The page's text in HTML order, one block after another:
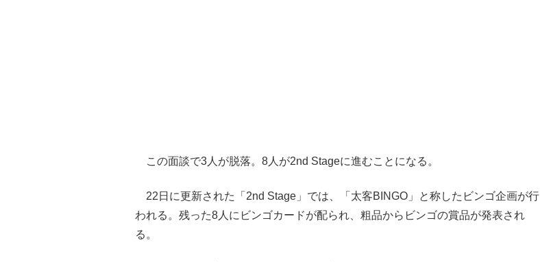
この面談で3人が脱落。8人が2nd Stageに進むことになる。
22日に更新された「2nd Stage」では、「太客BINGO」と称したビンゴ企画が行
われる。残った8人にビンゴカードが配られ、粗品からビンゴの賞品が発表され
る。